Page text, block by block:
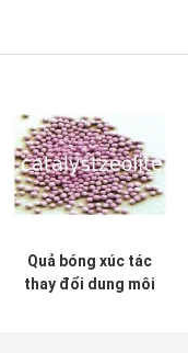
Quả bóng xúc tác
thay đổi dung môi